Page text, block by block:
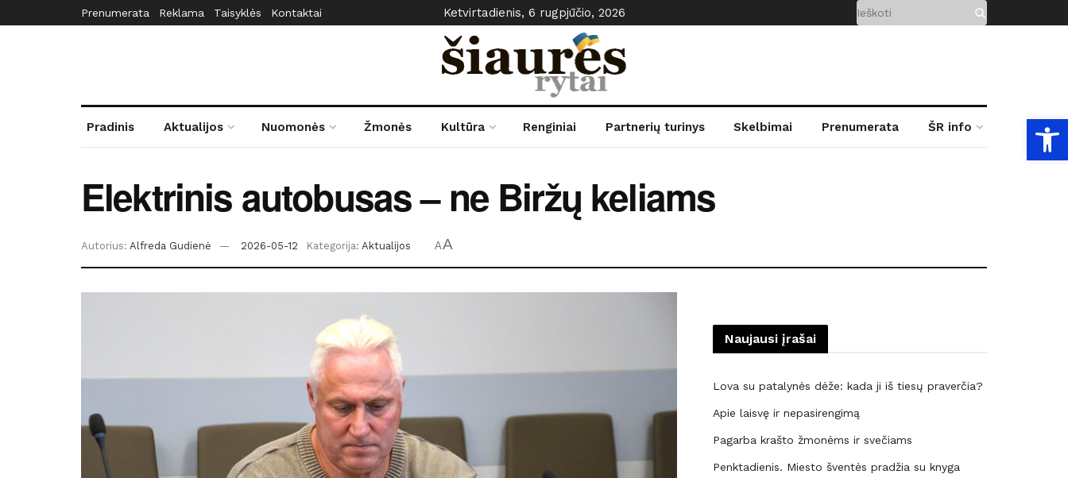
Prenumerata Reklama Taisyklės Kontaktai Ketvirtadienis, 6 rugpjūčio, 2026
Pradinis Aktualijos Nuomonės Žmonės Kultūra Renginiai Partnerių turinys Skelbimai Prenumerata ŠR info
Elektrinis autobusas – ne Biržų keliams
Autorius: Alfreda Gudienė 2026-05-12 Kategorija: Aktualijos AA
Naujausi įrašai
Lova su patalynės dėže: kada ji iš tiesų praverčia?
Apie laisvę ir nepasirengimą
Pagarba krašto žmonėms ir svečiams
Penktadienis. Miesto šventės pradžia su knyga